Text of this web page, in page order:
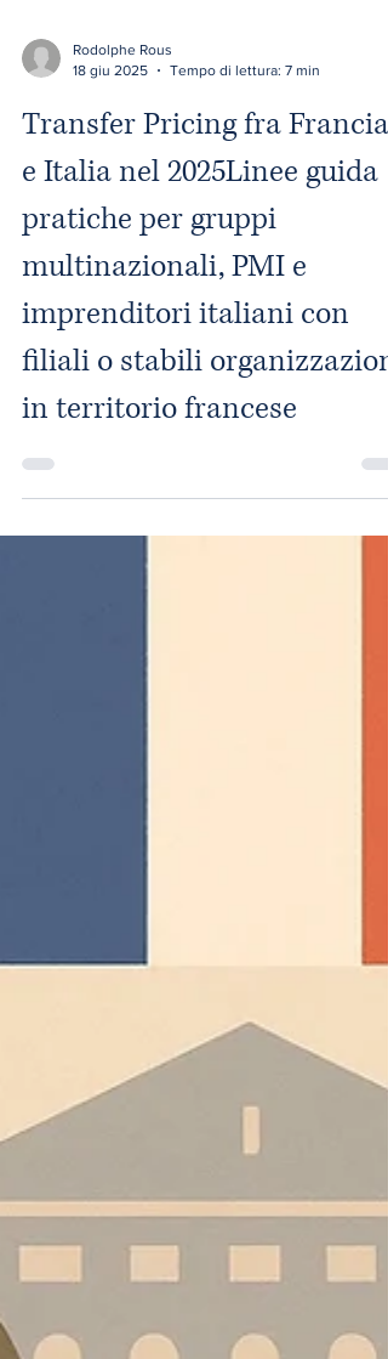
Rodolphe Rous
18 giu 2025
Tempo di lettura: 7 min
Transfer Pricing fra Francia
e Italia nel 2025Linee guida
pratiche per gruppi
multinazionali, PMI e
imprenditori italiani con
filiali o stabili organizzazioni
in territorio francese